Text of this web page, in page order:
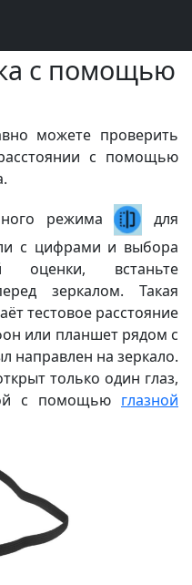
с помощью
можете проверить
с помощью
режима
для
с цифрами и выбора
оценки, встаньте
зеркалом. Такая
тестовое расстояние
или планшет рядом с
направлен на зеркало.
только один глаз,
с помощью глазной